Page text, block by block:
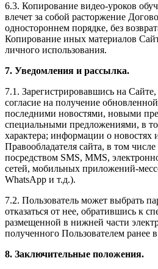
6.3. Копирование видео-уроков
влечет за собой расторжение
одностороннем порядке, без
Копирование иных материалов
личного использования.
7. Уведомления и рассылка.
7.1. Зарегистрировавшись на Сайте,
согласие на получение
последними новостями, новыми
специальными предложениями, в
характера; информации о новостях
Правообладателя сайта, в том
посредством SMS, MMS,
сетей, мобильных приложений-
WhatsApp и т.д.).
7.2. Пользователь может выбрать
отказаться от нее, обратившись к
размещенной в нижней части
полученного Пользователем ранее
8. Заключительные положения.